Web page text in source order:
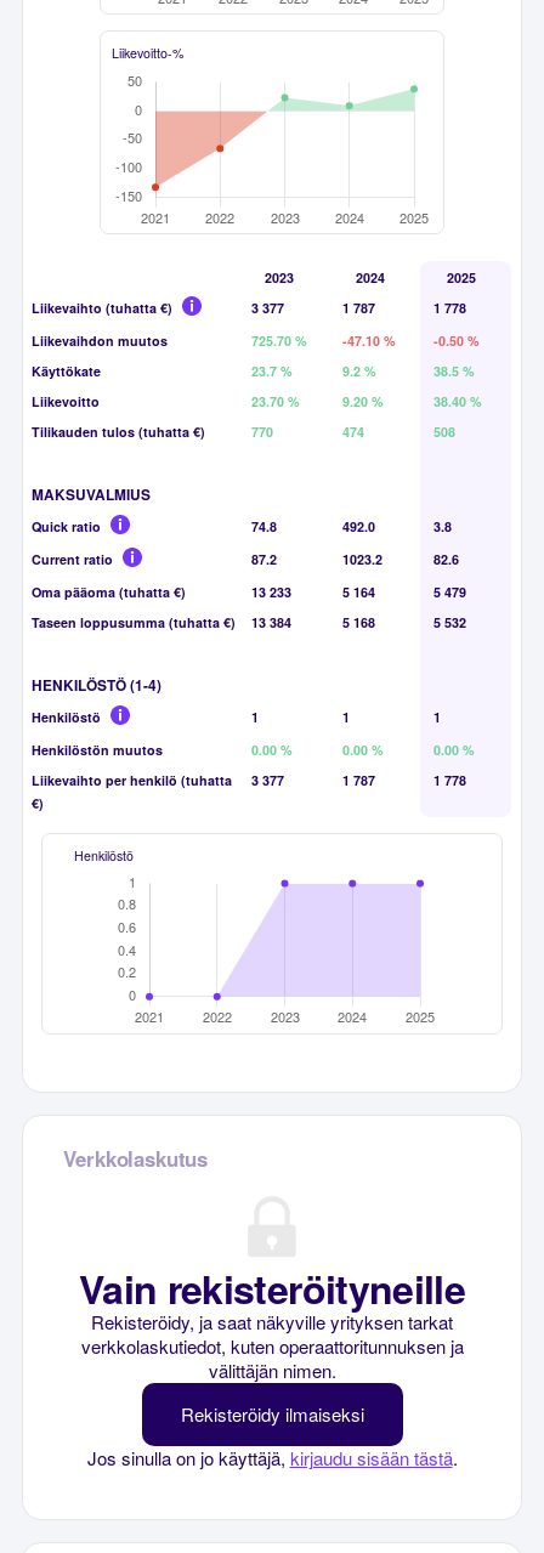
Liikevoitto-%
2023 2024
2025
Liikevaihto (tuhatta €)
3 377 1 787
1 778
Liikevaihdon muutos
725.70 % -47.10 %
-0.50 %
Käyttökate
23.7 % 9.2 %
38.5 %
Liikevoitto
23.70 % 9.20 %
38.40 %
Tilikauden tulos (tuhatta €)
770 474 508
MAKSUVALMIUS
Quick ratio 74.8 492.0
3.8
Current ratio
87.2 1023.2
82.6
Oma pääoma (tuhatta €)
13 233 5 164
5 479
Taseen loppusumma (tuhatta €)
13 384 5 168 5 532
HENKILÖSTÖ (1-4)
Henkilöstö 1 1
1
Henkilöstön muutos
0.00 % 0.00 %
0.00 %
Liikevaihto per henkilö (tuhatta
€)
3 377 1 787 1 778
Henkilöstö
Verkkolaskutus
Vain rekisteröityneille
Rekisteröidy, ja saat näkyville yrityksen tarkat
verkkolaskutiedot, kuten operaattoritunnuksen ja
välittäjän nimen.
Rekisteröidy ilmaiseksi
Jos sinulla on jo käyttäjä, kirjaudu sisään tästä.